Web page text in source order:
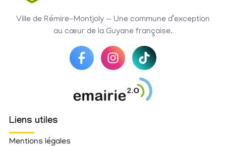
Ville de Rémire-Montjoly — Une commune d’exception
au cœur de la Guyane française.
Liens utiles
Mentions légales